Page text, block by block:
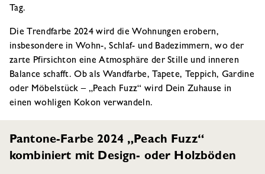
Tag.
Die Trendfarbe 2024 wird die Wohnungen erobern,
insbesondere in Wohn-, Schlaf- und Badezimmern, wo der
zarte Pfirsichton eine Atmosphäre der Stille und inneren
Balance schafft. Ob als Wandfarbe, Tapete, Teppich, Gardine
oder Möbelstück – „Peach Fuzz“ wird Dein Zuhause in
einen wohligen Kokon verwandeln.
Pantone-Farbe 2024 „Peach Fuzz“
kombiniert mit Design- oder Holzböden